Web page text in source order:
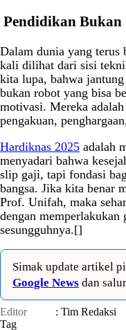
Pendidikan
Dalam dunia yang terus
kali dilihat dari sisi
kita lupa, bahwa
bukan robot yang bisa
motivasi. Mereka
pengakuan,
Hardiknas 2025 adalah
menyadari bahwa
slip gaji, tapi fondasi
bangsa. Jika kita benar
Prof. Unifah, maka
dengan memperlakukan
sesungguhnya.[]
Simak update artikel
Google News dan
Editor
: Tim Redaksi
Tag